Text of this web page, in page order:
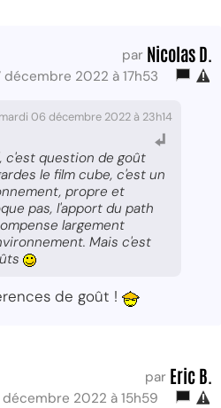
par Nicolas D.
2022 à 17h53
06 décembre 2022 à 23h14
c'est question de goût
le film cube, c'est un
propre et
pas, l'apport du path
largement
Mais c'est
de goût !
par Eric B.
2022 à 15h59